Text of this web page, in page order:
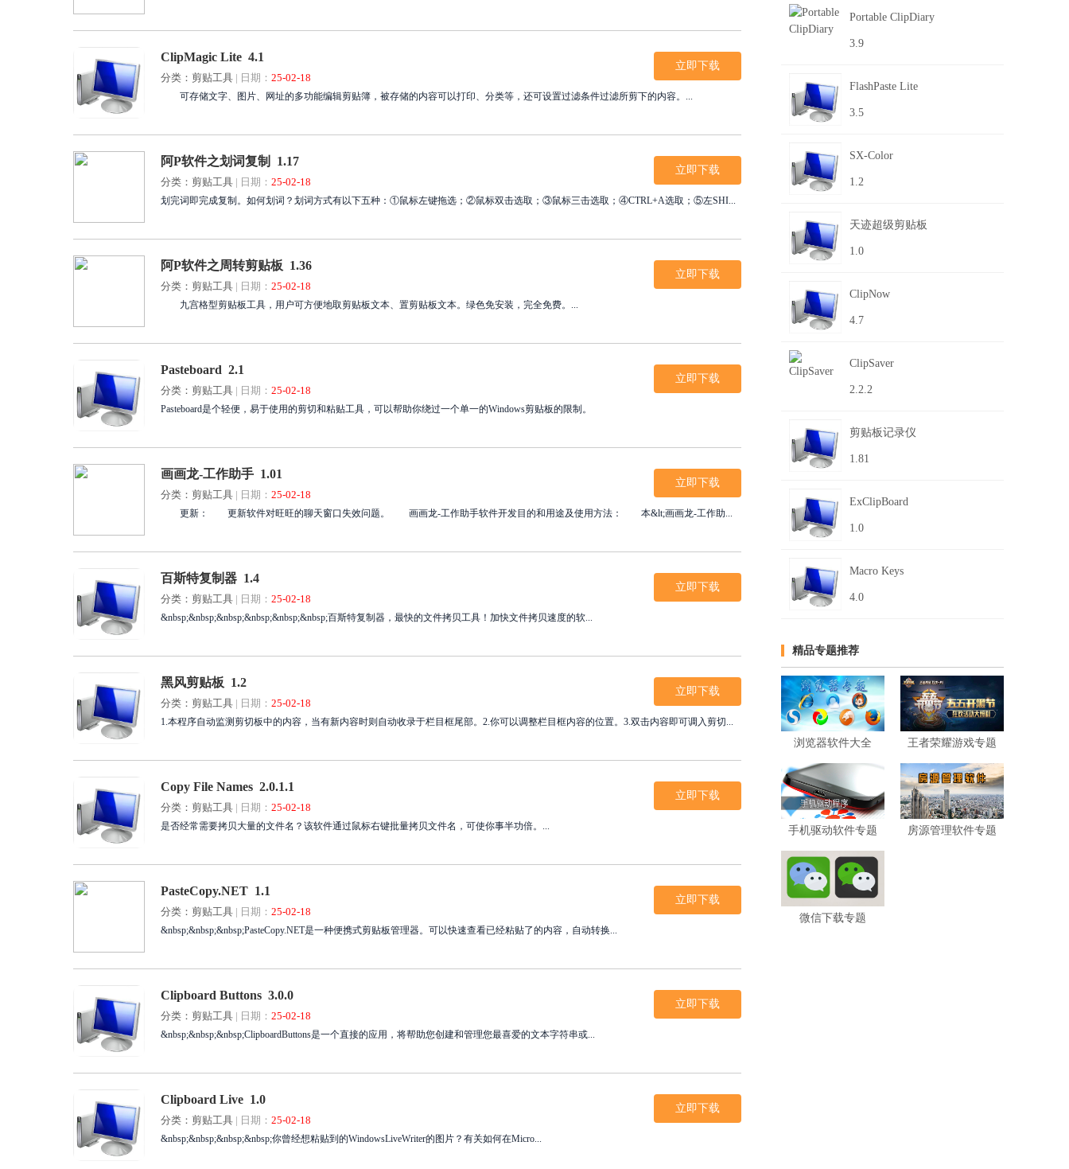
ClipMagic Lite 4.1
分类：剪贴工具 | 日期： 25-02-18
可存储文字、图片、网址的多功能编辑剪贴簿，被存储的内容可以打印、分类等，还可设置过滤条件过滤所剪下的内容。...
立即下载
阿P软件之划词复制 1.17
分类：剪贴工具 | 日期： 25-02-18
划完词即完成复制。如何划词？划词方式有以下五种：①鼠标左键拖选；②鼠标双击选取；③鼠标三击选取；④CTRL+A选取；⑤左SHI...
立即下载
阿P软件之周转剪贴板 1.36
分类：剪贴工具 | 日期： 25-02-18
九宫格型剪贴板工具，用户可方便地取剪贴板文本、置剪贴板文本。绿色免安装，完全免费。...
立即下载
Pasteboard 2.1
分类：剪贴工具 | 日期： 25-02-18
Pasteboard是个轻便，易于使用的剪切和粘贴工具，可以帮助你绕过一个单一的Windows剪贴板的限制。
立即下载
画画龙-工作助手 1.01
分类：剪贴工具 | 日期： 25-02-18
更新： 更新软件对旺旺的聊天窗口失效问题。 画画龙-工作助手软件开发目的和用途及使用方法： 本&lt;画画龙-工作助...
立即下载
百斯特复制器 1.4
分类：剪贴工具 | 日期： 25-02-18
&nbsp;&nbsp;&nbsp;&nbsp;&nbsp;&nbsp;百斯特复制器，最快的文件拷贝工具！加快文件拷贝速度的软...
立即下载
黑风剪贴板 1.2
分类：剪贴工具 | 日期： 25-02-18
1.本程序自动监测剪切板中的内容，当有新内容时则自动收录于栏目框尾部。2.你可以调整栏目框内容的位置。3.双击内容即可调入剪切...
立即下载
Copy File Names 2.0.1.1
分类：剪贴工具 | 日期： 25-02-18
是否经常需要拷贝大量的文件名？该软件通过鼠标右键批量拷贝文件名，可使你事半功倍。...
立即下载
PasteCopy.NET 1.1
分类：剪贴工具 | 日期： 25-02-18
&nbsp;&nbsp;&nbsp;PasteCopy.NET是一种便携式剪贴板管理器。可以快速查看已经粘贴了的内容，自动转换...
立即下载
Clipboard Buttons 3.0.0
分类：剪贴工具 | 日期： 25-02-18
&nbsp;&nbsp;&nbsp;ClipboardButtons是一个直接的应用，将帮助您创建和管理您最喜爱的文本字符串或...
立即下载
Clipboard Live 1.0
分类：剪贴工具 | 日期： 25-02-18
&nbsp;&nbsp;&nbsp;&nbsp;你曾经想粘贴到的WindowsLiveWriter的图片？有关如何在Micro...
立即下载
Portable ClipDiary
3.9
FlashPaste Lite
3.5
SX-Color
1.2
天迹超级剪贴板
1.0
ClipNow
4.7
ClipSaver
2.2.2
剪贴板记录仪
1.81
ExClipBoard
1.0
Macro Keys
4.0
精品专题推荐
浏览器软件大全 王者荣耀游戏专题
手机驱动软件专题 房源管理软件专题
微信下载专题